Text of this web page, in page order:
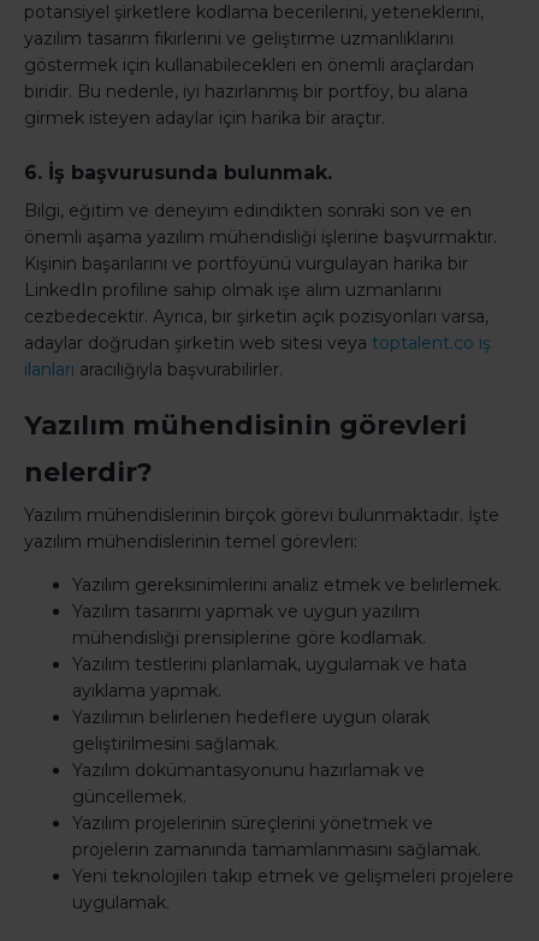
potansiyel şirketlere kodlama becerilerini, yeteneklerini,
yazılım tasarım fikirlerini ve geliştirme uzmanlıklarını
göstermek için kullanabilecekleri en önemli araçlardan
biridir. Bu nedenle, iyi hazırlanmış bir portföy, bu alana
girmek isteyen adaylar için harika bir araçtır.
6. İş başvurusunda bulunmak.
Bilgi, eğitim ve deneyim edindikten sonraki son ve en
önemli aşama yazılım mühendisliği işlerine başvurmaktır.
Kişinin başarılarını ve portföyünü vurgulayan harika bir
LinkedIn profiline sahip olmak işe alım uzmanlarını
cezbedecektir. Ayrıca, bir şirketin açık pozisyonları varsa,
adaylar doğrudan şirketin web sitesi veya toptalent.co iş
ilanları aracılığıyla başvurabilirler.
Yazılım mühendisinin görevleri
nelerdir?
Yazılım mühendislerinin birçok görevi bulunmaktadır. İşte
yazılım mühendislerinin temel görevleri:
Yazılım gereksinimlerini analiz etmek ve belirlemek.
Yazılım tasarımı yapmak ve uygun yazılım
mühendisliği prensiplerine göre kodlamak.
Yazılım testlerini planlamak, uygulamak ve hata
ayıklama yapmak.
Yazılımın belirlenen hedeflere uygun olarak
geliştirilmesini sağlamak.
Yazılım dokümantasyonunu hazırlamak ve
güncellemek.
Yazılım projelerinin süreçlerini yönetmek ve
projelerin zamanında tamamlanmasını sağlamak.
Yeni teknolojileri takip etmek ve gelişmeleri projelere
uygulamak.